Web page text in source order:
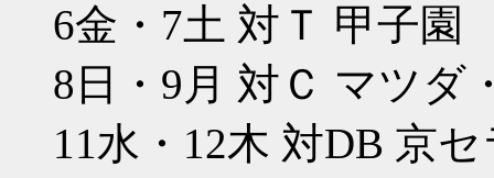
6金・7土 対Ｔ 甲子園
8日・9月 対Ｃ マツダ
11水・12木 対DB 京セ